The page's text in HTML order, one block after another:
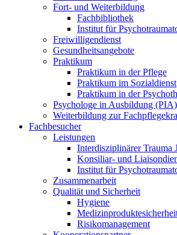
Fort- und Weiterbildung
Fachbibliothek
Institut für
Freiwilligendienst
Gesundheitsangebote
Praktikum
Praktikum in der Pflege
Praktikum im Sozialdienst
Praktikum in der
Psychologe in Ausbildung (PIA)
Weiterbildung zur
Fachbesucher
Leistungen
Interdisziplinärer Trauma
Konsiliar- und
Institut für
Zusammenarbeit
Qualität und Sicherheit
Hygiene
Risikomanagement